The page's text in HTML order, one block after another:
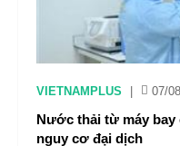
VIETNAMPLUS 07/
Nước thải từ máy bay
nguy cơ đại dịch